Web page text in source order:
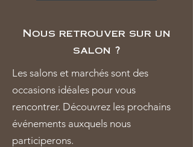
Nous retrouver sur un
salon ?
Les salons et marchés sont des
occasions idéales pour vous
rencontrer. Découvrez les prochains
événements auxquels nous
participerons.